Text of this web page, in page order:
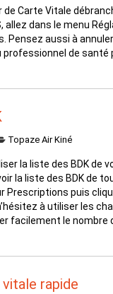
de Carte Vitale
allez dans le menu
Pensez aussi à
de santé
Topaze Air Kiné
la liste des BDK de
la liste des BDK de
Prescriptions puis
à utiliser les
facilement le nombre
rapide